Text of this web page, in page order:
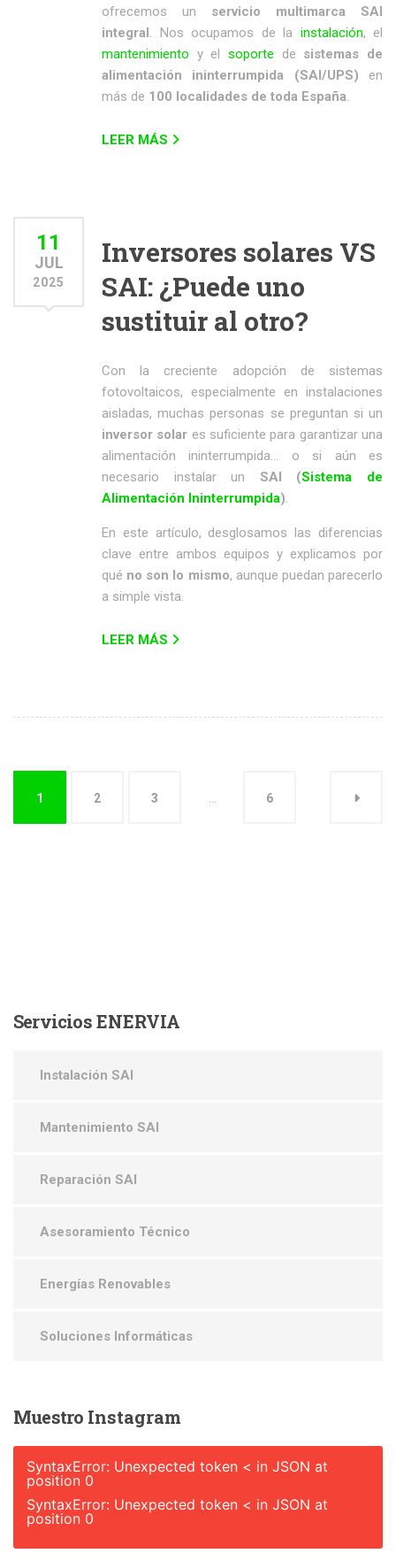
ofrecemos un servicio multimarca SAI
integral. Nos ocupamos de la instalación, el
mantenimiento y el soporte de sistemas de
alimentación ininterrumpida (SAI/UPS) en
más de 100 localidades de toda España.
LEER MÁS
11
JUL
2025
Inversores solares VS
SAI: ¿Puede uno
sustituir al otro?
Con la creciente adopción de sistemas
fotovoltaicos, especialmente en instalaciones
aisladas, muchas personas se preguntan si un
inversor solar es suficiente para garantizar una
alimentación ininterrumpida… o si aún es
necesario instalar un SAI (Sistema de
Alimentación Ininterrumpida).
En este artículo, desglosamos las diferencias
clave entre ambos equipos y explicamos por
qué no son lo mismo, aunque puedan parecerlo
a simple vista.
LEER MÁS
1 2 3 6
ServiciosENERVIA
Instalación SAI
Mantenimiento SAI
Reparación SAI
Asesoramiento Técnico
Energías Renovables
Soluciones Informáticas
Muestro Instagram
SyntaxError: Unexpected token < in JSON at
position 0
SyntaxError: Unexpected token < in JSON at
position 0